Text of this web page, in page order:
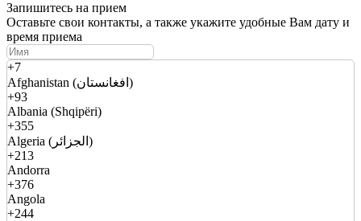
Запишитесь на прием
Оставьте свои контакты, а также укажите удобные Вам дату и
время приема
+7
Afghanistan (افغانستان)
+93
Albania (Shqipëri)
+355
Algeria (الجزائر)
+213
Andorra
+376
Angola
+244